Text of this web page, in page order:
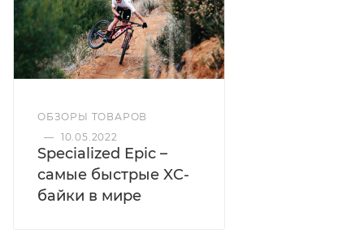
ОБЗОРЫ ТОВАРОВ
— 10.05.2022
Specialized Epic –
самые быстрые XC-
байки в мире